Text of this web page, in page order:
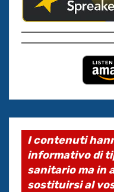
I contenuti
informativo di
sanitario ma in
sostituirsi al